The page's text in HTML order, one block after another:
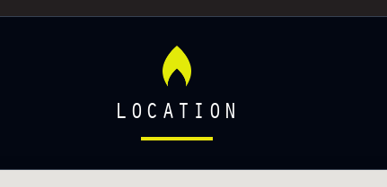
LOCATION